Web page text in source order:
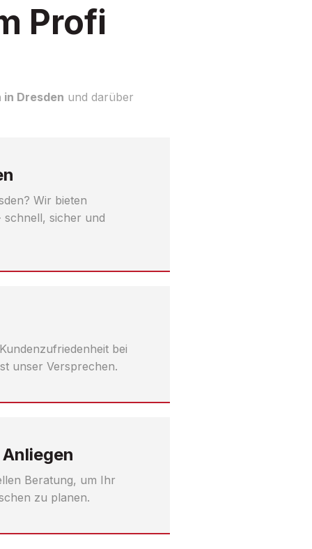
Profi
Dresden und darüber
Wir bieten
sicher und
bei
unser Versprechen.
Beratung, um Ihr
zu planen.